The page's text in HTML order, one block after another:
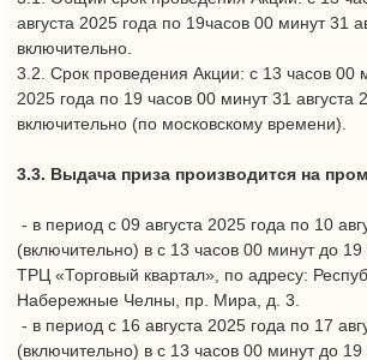
- в период с 30 августа 2025 года по 31 августа 2025
(включительно) в с 13 часов 00 минут до 19 часов 00 минут в
ТРЦ «Сити Молл», по адресу: Республика Татарстан, г.
3.4. Организатор оставляет за собой право преждевременно,
в любой момент времени без предупреждения и объяснения
причин, завершить полностью или временно приостановить
проведение Акции. Предварительное завершение не может
4.1. К участию в Акции допускаются постоянно проживающие
на территории Российской Федерации дееспособные
граждане Российской Федерации, достигшие 18-летнего
возраста.
ТРЦ «Торговый квартал» и всех торговых объектов (магазины/
рестораны/торговые точки), расположенных на территории